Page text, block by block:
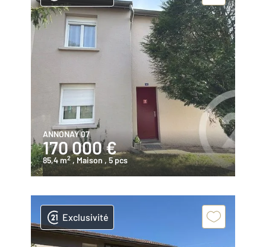
ANNONAY 07
170 000 €
85,4 m2 , Maison , 5 pcs
Exclusivité